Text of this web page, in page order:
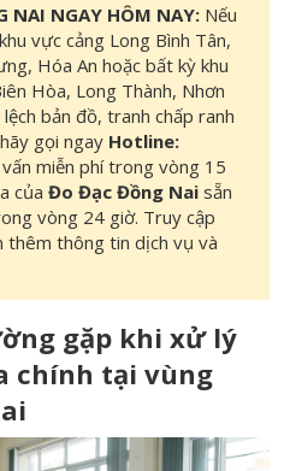
NAI NGAY HÔM NAY: Nếu
vực cảng Long Bình Tân,
Hóa An hoặc bất kỳ khu
Hòa, Long Thành, Nhơn
bản đồ, tranh chấp ranh
gọi ngay Hotline:
miễn phí trong vòng 15
của Đo Đạc Đồng Nai sẵn
vòng 24 giờ. Truy cập
thêm thông tin dịch vụ và
gặp khi xử lý
chính tại vùng